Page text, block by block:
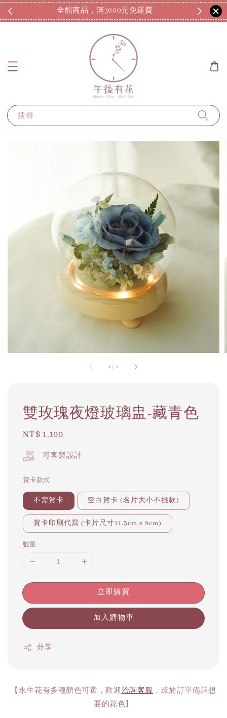
全館商品，滿3000元免運費 7/
搜尋
1 / 2
雙玫瑰夜燈玻璃盅-藏青色
Regular
price
NT$ 1,100
可客製設計
賀卡款式
不需賀卡 空白賀卡 (名片大小不挑款)
賀卡印刷代寫 (卡片尺寸11.3cm x 8cm)
數量
立即購買
加入購物車
分享
【永生花有多種顏色可選，歡迎洽詢客服 ，或於訂單備註想
要的花色】